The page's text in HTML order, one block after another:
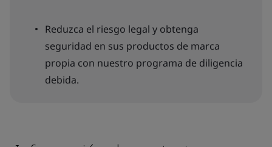
Reduzca el riesgo legal y obtenga
seguridad en sus productos de marca
propia con nuestro programa de diligencia
debida.